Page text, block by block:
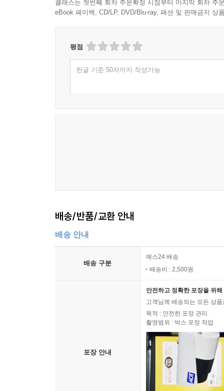
클래스는 첫번째 회차 주문확정 시점부터 마지막 회차 주
eBook 페이백, CD/LP, DVD/Blu-ray, 패션 및 판매금지 상
평점
한글 기준 50자까지 작성가능
배송/반품/교환 안내
배송 안내
배송 구분
예스24 배송
배송비 : 2,500원
포장 안내
안전하고 정확한 포장을 위
고객님께 배송되는 모든 상
목적 : 안전한 포장 관리
촬영범위 : 박스 포장 작업